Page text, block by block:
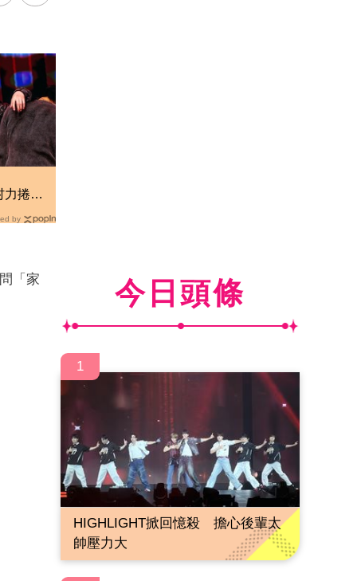
力捲輕
by
「家 今日頭條
1
HIGHLIGHT掀回憶殺 擔心後輩太
帥壓力大